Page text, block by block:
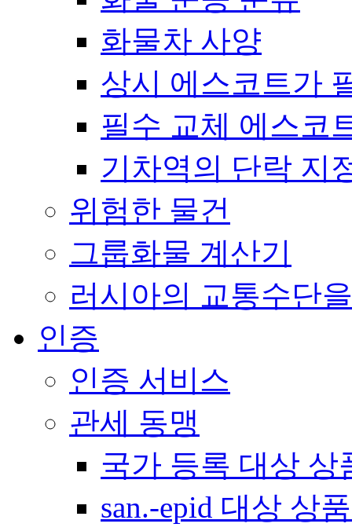
화물차 사양
상시 에스코트가
필수 교체 에스코
기차역의 단락 지
위험한 물건
그룹화물 계산기
러시아의 교통수단
인증
인증 서비스
관세 동맹
국가 등록 대상 상
san.-epid 대상 상